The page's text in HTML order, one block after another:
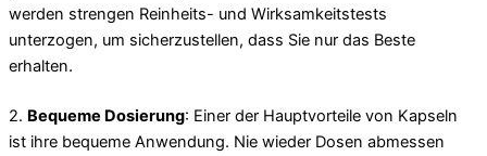
werden strengen Reinheits- und Wirksamkeitstests
unterzogen, um sicherzustellen, dass Sie nur das Beste
erhalten.
2. Bequeme Dosierung: Einer der Hauptvorteile von Kapseln
ist ihre bequeme Anwendung. Nie wieder Dosen abmessen